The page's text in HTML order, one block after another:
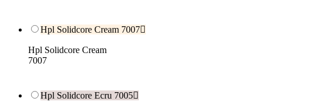
Hpl Solidcore Cream 7007
Hpl Solidcore Cream
7007
Hpl Solidcore Ecru 7005